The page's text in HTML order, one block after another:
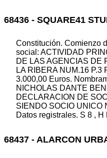
68436 - SQUARE41
Constitución. Comienzo
social: ACTIVIDAD
DE LAS AGENCIAS DE
LA RIBERA NUM.16 P.3
3.000,00 Euros.
NICHOLAS DANTE
DECLARACION DE
SIENDO SOCIO UNICO
Datos registrales. S 8 , H
68437 - ALARCON